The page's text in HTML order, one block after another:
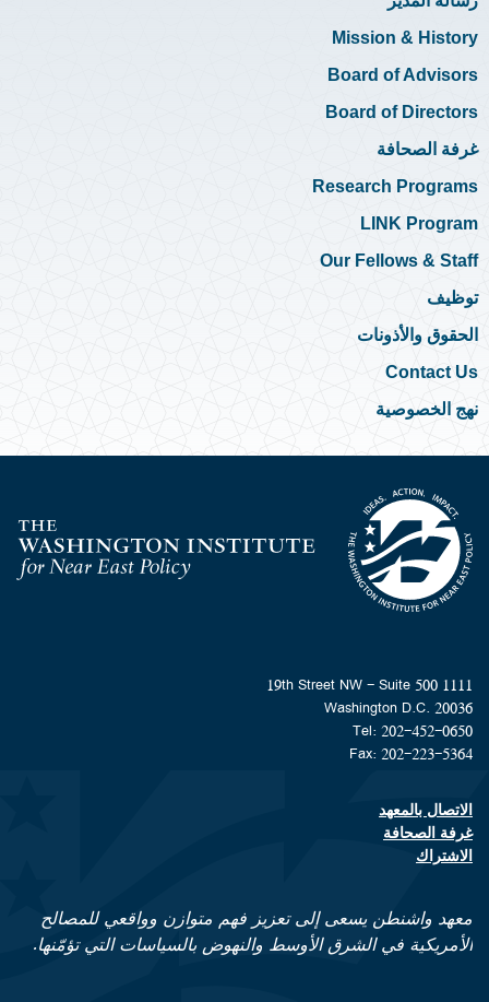
Mission & History
Board of Advisors
Board of Directors
غرفة الصحافة
Research Programs
LINK Program
Our Fellows & Staff
توظيف
الحقوق والأذونات
Contact Us
نهج الخصوصية
Homepage
1111 19th Street NW - Suite 500
Washington D.C. 20036
Tel: 202-452-0650
Fax: 202-223-5364
Footer contact links
الاتصال بالمعهد
غرفة الصحافة
الاشتراك
معهد واشنطن يسعى إلى تعزيز فهم متوازن وواقعي للمصالح
الأمريكية في الشرق الأوسط والنهوض بالسياسات التي تؤمّنها.